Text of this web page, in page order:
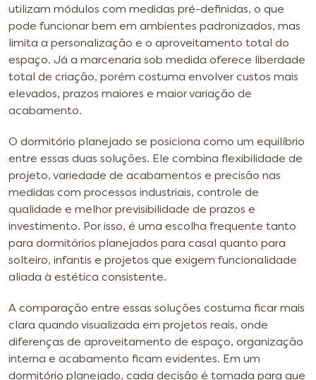
utilizam módulos com medidas pré-definidas, o que
pode funcionar bem em ambientes padronizados, mas
limita a personalização e o aproveitamento total do
espaço. Já a marcenaria sob medida oferece liberdade
total de criação, porém costuma envolver custos mais
elevados, prazos maiores e maior variação de
acabamento.
O dormitório planejado se posiciona como um equilíbrio
entre essas duas soluções. Ele combina flexibilidade de
projeto, variedade de acabamentos e precisão nas
medidas com processos industriais, controle de
qualidade e melhor previsibilidade de prazos e
investimento. Por isso, é uma escolha frequente tanto
para dormitórios planejados para casal quanto para
solteiro, infantis e projetos que exigem funcionalidade
aliada à estética consistente.
A comparação entre essas soluções costuma ficar mais
clara quando visualizada em projetos reais, onde
diferenças de aproveitamento de espaço, organização
interna e acabamento ficam evidentes. Em um
dormitório planejado, cada decisão é tomada para que